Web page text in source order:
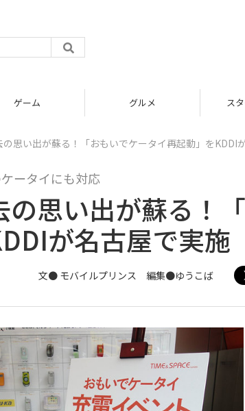
ゲーム グルメ ス
思い出が蘇る！「おもいでケータイ再起動」をKDDI
ータイにも対応
思い出が蘇る！
が名古屋で実施
文● モバイルプリンス 編集●ゆうこば